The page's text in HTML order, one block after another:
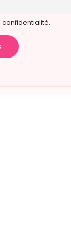
confidentialité.